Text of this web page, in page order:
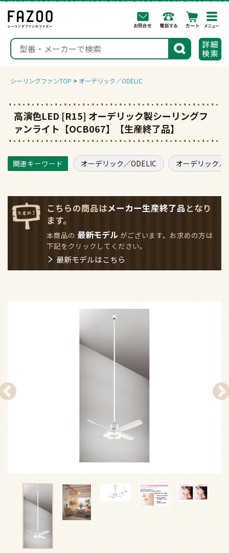
検索
シーリングファンTOP オーデリック／ODELIC
高演色LED [R15] オーデリック製シーリングフ
ァンライト【OCB067】【生産終了品】
オーデリック／ODELIC オーデリック／
こちらの商品はメーカー生産終了品 となり
ます。
本商品の 最新モデル がございます。お求めの方は
下記をクリックしてください。
最新モデルはこちら